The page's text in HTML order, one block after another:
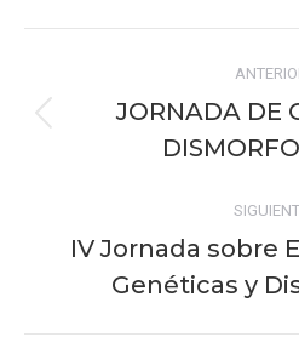
entre
publicaciones
JORNADA DE
IV Jornada sobre
Genéticas y